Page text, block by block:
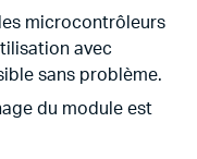
microcontrôleurs
avec
sans problème.
du module est